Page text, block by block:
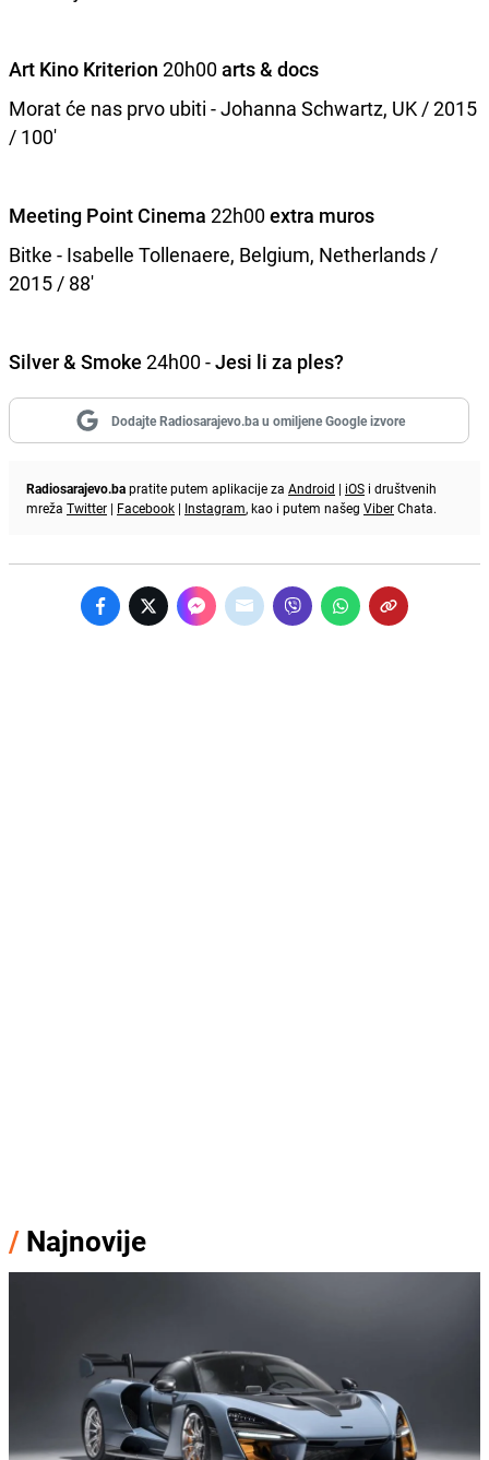
Art Kino Kriterion 20h00arts & docs
Morat će nas prvo ubiti -Johanna Schwartz, UK / 2015
/ 100'
Meeting Point Cinema 22h00extra muros
Bitke - Isabelle Tollenaere, Belgium, Netherlands /
2015 / 88'
Silver & Smoke 24h00 -Jesi li za ples?
Dodajte Radiosarajevo.ba u omiljene Google izvore
Radiosarajevo.bapratite putem aplikacije za Android | iOS i društvenih
mreža Twitter | Facebook | Instagram, kao i putem našeg ViberChata.
/ Najnovije